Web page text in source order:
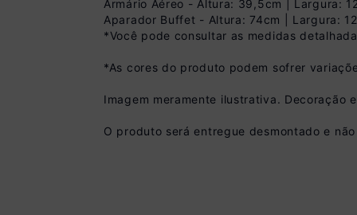
Pix
Armário Aéreo - Altura: 39,5cm | Largura:
Aparador Buffet - Altura: 74cm | Largura:
*Você pode consultar as medidas
*As cores do produto podem sofrer
Imagem meramente ilustrativa. Decoração
O produto será entregue desmontado e